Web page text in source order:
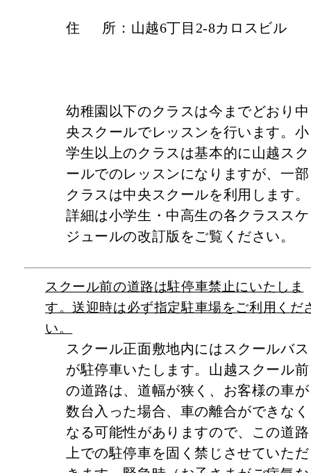
住 所： 山越6丁目 2-8カロスビル
幼稚園以下のクラスは今までどおり中
央スクールでレッスンを行います。小
学生以上のクラスは基本的に山越スク
ールでのレッスンになりますが、一部
クラスは中央スクールを利用します。
詳細は小学生・中高生の各クラススケ
ジュールの改訂版をご覧ください。
スクール前の道路は駐停車禁止にいたしま
す。送迎時は必ず指定駐車場をご利用くだ
い。
スクール正面敷地内にはスクールバス
が駐停車いたします。山越スクール前
の道路は、道幅が狭く、お客様の車が
数台入った場合、車の離合ができなく
なる可能性がありますので、この道路
上での駐停車を固く禁じさせていただ